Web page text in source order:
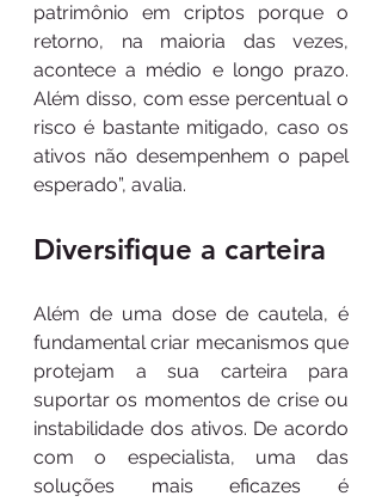
patrimônio em criptos porque o
retorno, na maioria das vezes,
acontece a médio e longo prazo.
Além disso, com esse percentual o
risco é bastante mitigado, caso os
ativos não desempenhem o papel
esperado”, avalia.
Diversifique a carteira
Além de uma dose de cautela, é
fundamental criar mecanismos que
protejam a sua carteira para
suportar os momentos de crise ou
instabilidade dos ativos. De acordo
com o especialista, uma das
soluções mais eficazes é